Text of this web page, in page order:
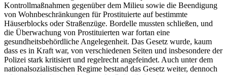
Kontrollmaßnahmen gegenüber dem Milieu sowie die Beendigung
von Wohnbeschränkungen für Prostituierte auf bestimmte
Häuserblocks oder Straßenzüge. Bordelle mussten schließen, und
die Überwachung von Prostituierten war fortan eine
gesundheitsbehördliche Angelegenheit. Das Gesetz wurde, kaum
dass es in Kraft war, von verschiedenen Seiten und insbesondere der
Polizei stark kritisiert und regelrecht angefeindet. Auch unter dem
nationalsozialistischen Regime bestand das Gesetz weiter, dennoch